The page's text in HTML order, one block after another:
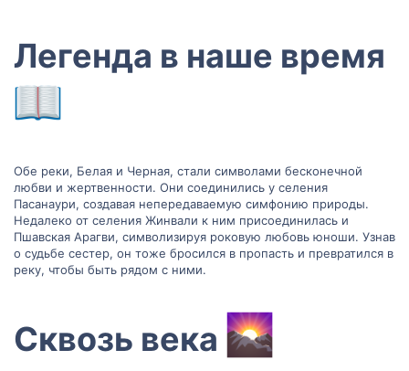
Легенда в наше время
Обе реки, Белая и Черная, стали символами бесконечной
любви и жертвенности. Они соединились у селения
Пасанаури, создавая непередаваемую симфонию природы.
Недалеко от селения Жинвали к ним присоединилась и
Пшавская Арагви, символизируя роковую любовь юноши. Узнав
о судьбе сестер, он тоже бросился в пропасть и превратился в
реку, чтобы быть рядом с ними.
Сквозь века